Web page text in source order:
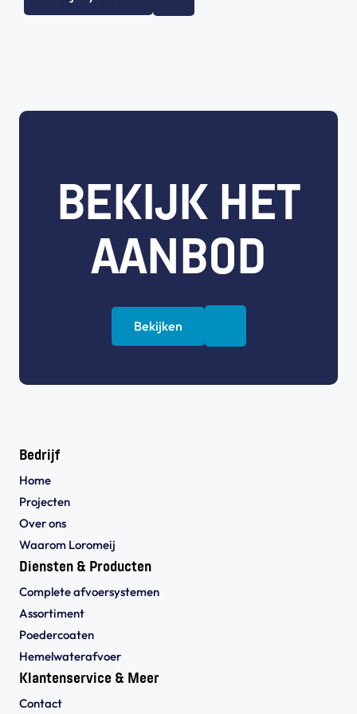
BEKIJK HET
AANBOD
Bekijken
Bedrijf
Home
Projecten
Over ons
Waarom Loromeij
Diensten & Producten
Complete afvoersystemen
Assortiment
Poedercoaten
Hemelwaterafvoer
Klantenservice & Meer
Contact